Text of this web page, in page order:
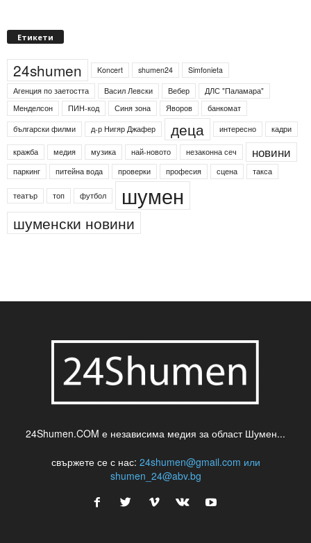
Етикети
24shumen Koncert shumen24
Simfonieta
Агенция по заетостта
Васил Левски Вебер
ДЛС "Паламара"
Менделсон
ПИН-код Синя зона Яворов
банкомат
български филми
д-р Нигяр Джафер деца интересно кадри
кражба медия музика най-новото незаконна сеч новини
паркинг питейна вода проверки професия сцена такса
театър топ футбол шумен
шуменски новини
24Shumen.COM е независима медия за област Шумен...
свържете се с нас: 24shumen@gmail.com или
shumen_24@abv.bg